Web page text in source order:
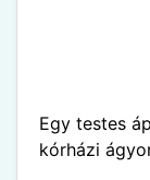
Egy testes
kórházi